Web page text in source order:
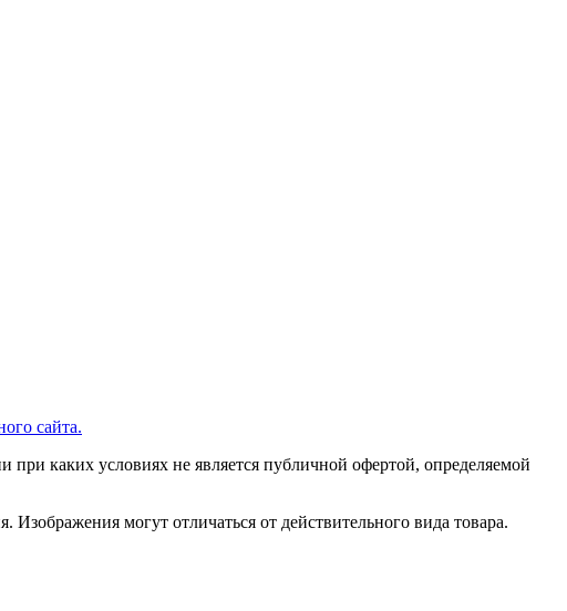
сайта.
каких условиях не является публичной офертой, определяемой
могут отличаться от действительного вида товара.